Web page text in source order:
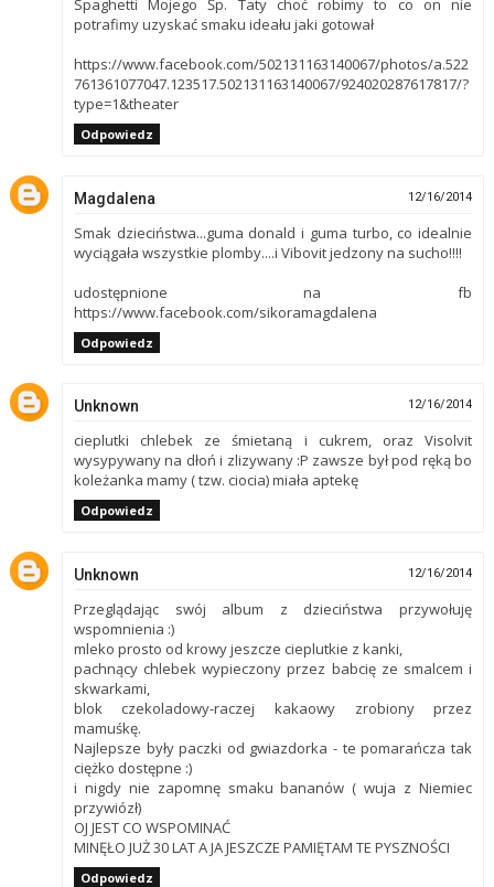
Spaghetti Mojego Śp. Taty choć robimy to co on nie
potrafimy uzyskać smaku ideału jaki gotował
https://www.facebook.com/502131163140067/photos/a.522
761361077047.123517.502131163140067/924020287617817/?
type=1&theater
Odpowiedz
Magdalena 12/16/2014
Smak dzieciństwa...guma donald i guma turbo, co idealnie
wyciągała wszystkie plomby....i Vibovit jedzony na sucho!!!!
udostępnione na fb
https://www.facebook.com/sikoramagdalena
Odpowiedz
Unknown 12/16/2014
cieplutki chlebek ze śmietaną i cukrem, oraz Visolvit
wysypywany na dłoń i zlizywany :P zawsze był pod ręką bo
koleżanka mamy ( tzw. ciocia) miała aptekę
Odpowiedz
Unknown 12/16/2014
Przeglądając swój album z dzieciństwa przywołuję
wspomnienia :)
mleko prosto od krowy jeszcze cieplutkie z kanki,
pachnący chlebek wypieczony przez babcię ze smalcem i
skwarkami,
blok czekoladowy-raczej kakaowy zrobiony przez
mamuśkę.
Najlepsze były paczki od gwiazdorka - te pomarańcza tak
ciężko dostępne :)
i nigdy nie zapomnę smaku bananów ( wuja z Niemiec
przywiózł)
OJ JEST CO WSPOMINAĆ
MINĘŁO JUŻ 30 LAT A JA JESZCZE PAMIĘTAM TE PYSZNOŚCI
Odpowiedz